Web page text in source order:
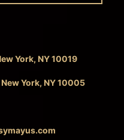
York, NY 10019
York, NY 10005